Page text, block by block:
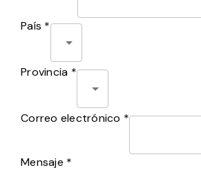
País *
Provincia *
Correo electrónico *
Mensaje *